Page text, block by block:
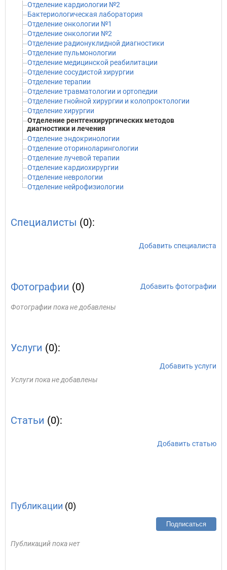
Отделение кардиологии №2
Бактериологическая лаборатория
Отделение онкологии №1
Отделение онкологии №2
Отделение радионуклидной диагностики
Отделение пульмонологии
Отделение медицинской реабилитации
Отделение сосудистой хирургии
Отделение терапии
Отделение травматологии и ортопедии
Отделение гнойной хирургии и колопроктологии
Отделение хирургии
Отделение рентгенхирургических методов
диагностики и лечения
Отделение эндокринологии
Отделение оториноларингологии
Отделение лучевой терапии
Отделение кардиохирургии
Отделение неврологии
Отделение нейрофизиологии
Специалисты (0):
Добавить специалиста
Фотографии (0) Добавить фотографии
Фотографии пока не добавлены
Услуги (0):
Добавить услуги
Услуги пока не добавлены
Статьи (0):
Добавить статью
Публикации (0)
Подписаться
Публикаций пока нет